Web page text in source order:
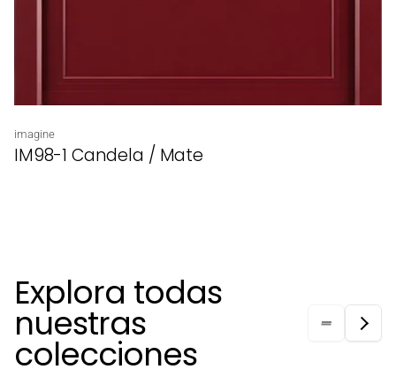
Proveedor:
imagine
IM98-1 Candela / Mate
Explora todas
nuestras
colecciones